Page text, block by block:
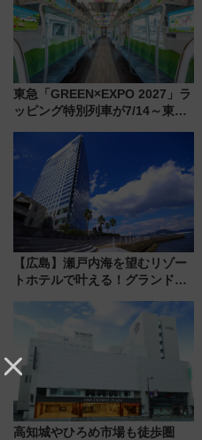
東急「GREEN×EXPO 2027」ラ
ッピング特別列車が7/14～東
ー！ 注目の編成やデザインまと
め
【広島】瀬戸内海を望むリゾー
トホテルで叶える！グランドプ
ディング＆カジュアルパーティ
高知城やひろめ市場も徒歩圏